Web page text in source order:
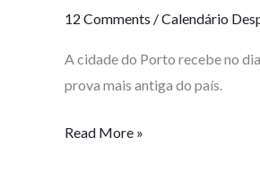
12 Comments /Calendário
A cidade do Porto recebe no
prova mais antiga do país.
Read More »